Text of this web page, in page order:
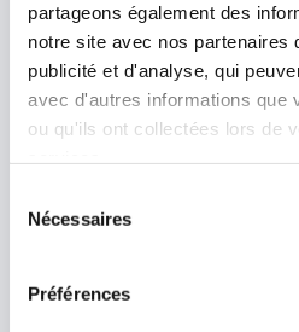
partageons également des
notre site avec nos partenaires
publicité et d'analyse, qui
avec d'autres informations que
ou qu'ils ont collectées lors de
Nécessaires
Préférences
Offres, recettes, promotions et
avant-première ! Recevez-les
réception !
adresse
email
- Sélectionner -